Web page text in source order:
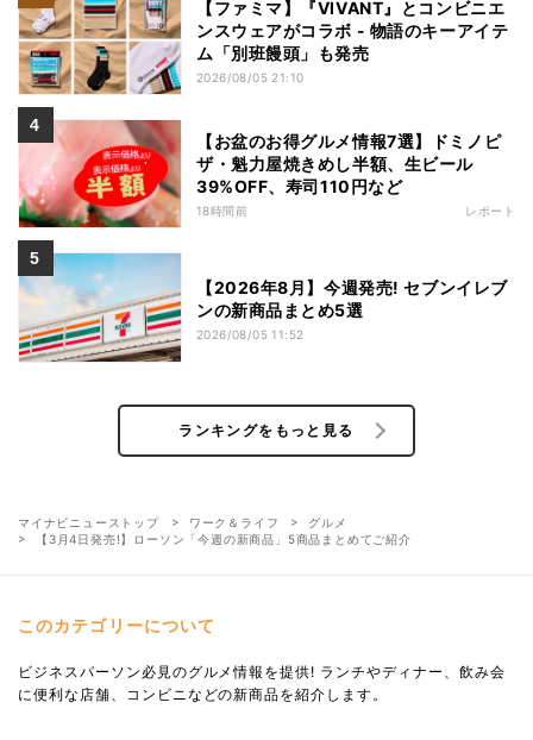
【ファミマ】『VIVANT』とコンビニエ
ンスウェアがコラボ - 物語のキーアイテ
ム「別班饅頭」も発売
2026/08/05 21:10
【お盆のお得グルメ情報7選】ドミノピ
ザ・魁力屋焼きめし半額、生ビール
39%OFF、寿司110円など
18時間前 レポート
【2026年8月】今週発売! セブンイレブ
ンの新商品まとめ5選
2026/08/05 11:52
ランキングをもっと見る
マイナビニューストップ ワーク＆ライフ
グルメ
【3月4日発売!】ローソン「今週の新商品」5商品まとめてご紹介
このカテゴリーについて
ビジネスパーソン必見のグルメ情報を提供! ランチやディナー、飲み会
に便利な店舗、コンビニなどの新商品を紹介します。